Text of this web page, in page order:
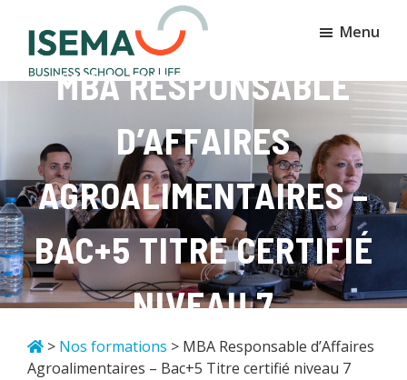
contenu
principal
pied
de Isema
Business
life
Menu
MBA RESPONSABLE
D’AFFAIRES
AGROALIMENTAIRES –
BAC+5 TITRE CERTIFIÉ
NIVEAU 7
> Nos formations > MBA Responsable d’Affaires
Agroalimentaires – Bac+5 Titre certifié niveau 7